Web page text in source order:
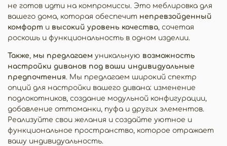
не готов идти на компромиссы. Это меблировка для
вашего дома, которая обеспечит непревзойденный
комфорт и высокий уровень качества, сочетая
роскошь и функциональность в одном изделии.
Также, мы предлагаем уникальную возможность
настройки диванов под ваши индивидуальные
предпочтения. Мы предлагаем широкий спектр
опций для настройки вашего дивана: изменение
подлокотников, создание модульной конфигурации,
добавление оттоманки, пуфа и других элементов.
Реализуйте свои желания и создайте уютное и
функциональное пространство, которое отражает
вашу индивидуальность.